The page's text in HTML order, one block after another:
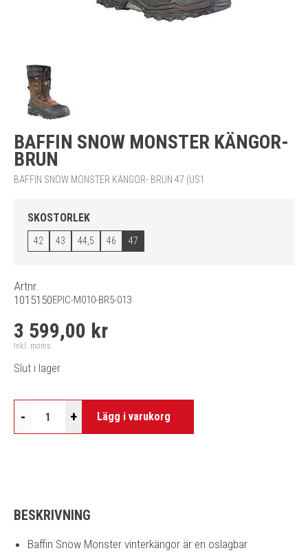
BAFFIN SNOW MONSTER KÄNGOR-
BRUN
BAFFIN SNOW MONSTER KÄNGOR- BRUN 47 (US1
SKOSTORLEK
42 43 44,5 46 47
Artnr.
1015150EPIC-M010-BR5-013
3 599,00 kr
Inkl. moms
Slut i lager
- + Lägg i varukorg
BESKRIVNING
Baffin Snow Monster vinterkängor är en oslagbar